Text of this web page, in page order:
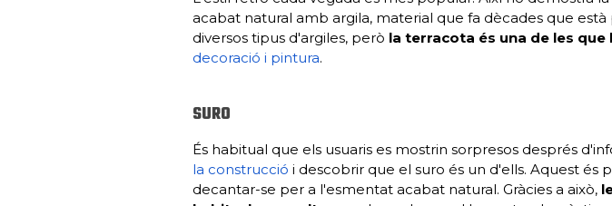
acabat natural amb argila, material que fa dècades que
diversos tipus d'argiles, però la terracota és una de les
decoració i pintura.
SURO
És habitual que els usuaris es mostrin sorpresos després
la construcció i descobrir que el suro és un d'ells. Aquest
decantar-se per a l'esmentat acabat natural. Gràcies a això,